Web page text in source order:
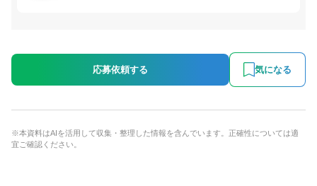
応募依頼する 気になる
※本資料はAIを活用して収集・整理した情報を含んでいます。正確性については適
宜ご確認ください。